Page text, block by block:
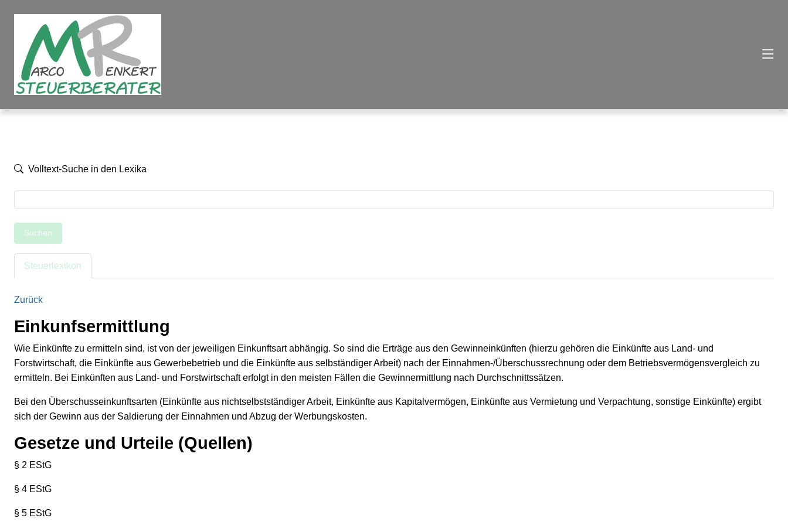
Volltext-Suche in den Lexika
Suchen
Steuerlexikon
Zurück
Einkunfsermittlung
Wie Einkünfte zu ermitteln sind, ist von der jeweiligen Einkunftsart abhängig. So sind die Erträge aus den Gewinneinkünften (hierzu gehören die Einkünfte aus Land- und
Forstwirtschaft, die Einkünfte aus Gewerbebetrieb und die Einkünfte aus selbständiger Arbeit) nach der Einnahmen-/Überschussrechnung oder dem Betriebsvermögensvergleich zu
ermitteln. Bei Einkünften aus Land- und Forstwirtschaft erfolgt in den meisten Fällen die Gewinnermittlung nach Durchschnittssätzen.
Bei den Überschusseinkunftsarten (Einkünfte aus nichtselbstständiger Arbeit, Einkünfte aus Kapitalvermögen, Einkünfte aus Vermietung und Verpachtung, sonstige Einkünfte) ergibt
sich der Gewinn aus der Saldierung der Einnahmen und Abzug der Werbungskosten.
Gesetze und Urteile (Quellen)
§ 2 EStG
§ 4 EStG
§ 5 EStG